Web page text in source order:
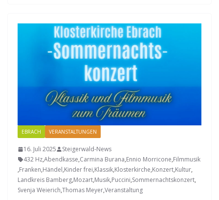
EBRACH VERANSTALTUNGEN
16. Juli 2025
Steigerwald-News
432 Hz,Abendkasse,Carmina Burana,Ennio Morricone,Filmmusik
,Franken,Händel,Kinder frei,Klassik,Klosterkirche,Konzert,Kultur,
Landkreis Bamberg,Mozart,Musik,Puccini,Sommernachtskonzert,
Svenja Weierich,Thomas Meyer,Veranstaltung